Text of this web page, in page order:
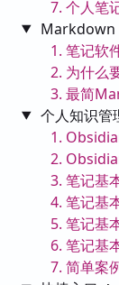
7. 个人笔
Markdown
1. 笔记软
2. 为什么
3. 最简
个人知识管
1.
2.
3. 笔记基
4. 笔记基
5. 笔记基
6. 笔记基
7. 简单案